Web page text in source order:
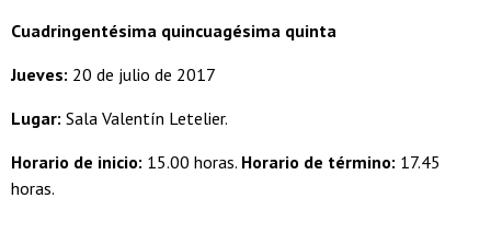
Cuadringentésima quincuagésima quinta
Jueves: 20 de julio de 2017
Lugar: Sala Valentín Letelier.
Horario de inicio: 15.00 horas. Horario de término: 17.45
horas.